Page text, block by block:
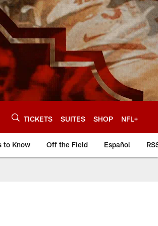
TICKETS SUITES SHOP NFL+
to Know Off the Field Español